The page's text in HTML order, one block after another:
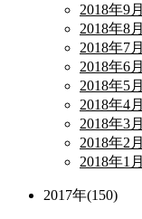
2018年9月
2018年8月
2018年7月
2018年6月
2018年5月
2018年4月
2018年3月
2018年2月
2018年1月
2017年(150)